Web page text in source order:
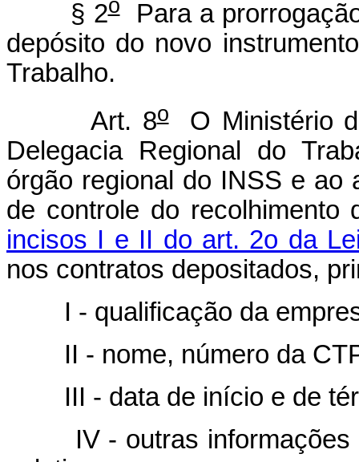
§ 2oPara a
depósito do novo
Trabalho.
Art. 8oO Ministério
Delegacia Regional do
órgão regional do INSS e ao
de controle do recolhimento
incisos I e II do art. 2o da
nos contratos depositados,
I - qualificação da
II - nome, número da
III - data de início e de
IV - outras informações